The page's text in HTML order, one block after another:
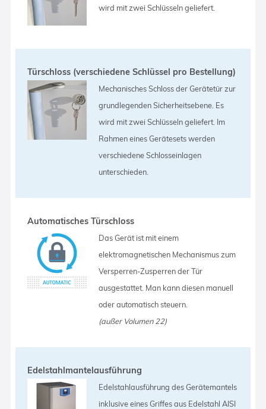
wird mit zwei Schlüsseln geliefert.
Türschloss (verschiedene Schlüssel pro Bestellung)
Mechanisches Schloss der Gerätetür zur
grundlegenden Sicherheitsebene. Es
wird mit zwei Schlüsseln geliefert. Im
Rahmen eines Gerätesets werden
verschiedene Schlosseinlagen
unterschieden.
Automatisches Türschloss
Das Gerät ist mit einem
elektromagnetischen Mechanismus zum
Versperren-Zusperren der Tür
ausgestattet. Man kann diesen manuell
oder automatisch steuern.
(außer Volumen 22)
Edelstahlmantelausführung
Edelstahlausführung des Gerätemantels
inklusive eines Griffes aus Edelstahl AISI